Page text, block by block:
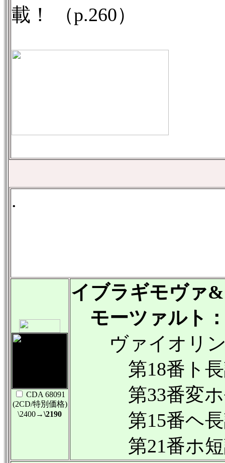
載！ （p.260）
.
CDA 68091
(2CD/特別価格)
\2400→\2190
イブラギモヴァ
モーツァルト
ヴァイオリン
第18番ト長調
第33番変ホ長
第15番ヘ長調
第21番ホ短